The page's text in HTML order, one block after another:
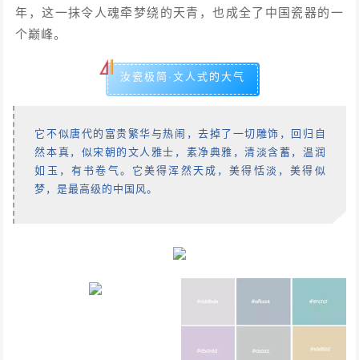
年，这一抹令人魂牵梦绕的天青，也成全了中国瓷器的一
个巅峰。
汝瓷极简·文人式的大气
它不似唐代的富贵繁华与热闹，去掉了一切雕饰，回归自
然本真，似宋朝的文人雅士，素净典雅，清淡含蓄，温润
如玉，有书卷气。它美得浑然天成，美得恬淡，美得似
梦，是最高级的中国风。